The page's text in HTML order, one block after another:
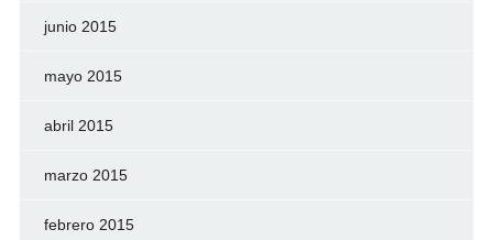
junio 2015
mayo 2015
abril 2015
marzo 2015
febrero 2015